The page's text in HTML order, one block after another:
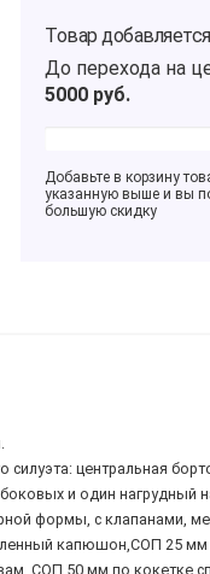
Товар
До перехода на
5000 руб.
Добавьте в корзину
указанную выше и вы
большую скидку
силуэта: центральная
и один нагрудный
формы, с клапанами,
капюшон,СОП 25 мм
СОП 50 мм по кокетке